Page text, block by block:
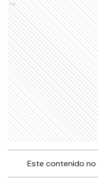
Ads
Este contenido